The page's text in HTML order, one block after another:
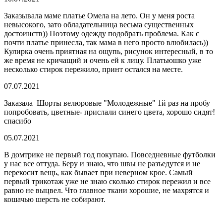
Заказывала маме платье Омела на лето. Он у меня роста
невысокого, зато обладательница весьма существенных
достоинств)) Поэтому одежду подобрать проблема. Как с
почти платье принесла, так мама в него просто влюбилась))
Кулирка очень приятная на ощупь, рисунок интересный, в то
же время не кричащий и очень ей к лицу. Платьюшко уже
несколько стирок пережило, принт остался на месте.
07.07.2021
Заказала Шорты велюровые "Молодежные" 1й раз на пробу
попробовать, цветные- прислали синего цвета, хорошо сидят!
спасибо
05.07.2021
В домтрике не первый год покупаю. Повседневные футболки
у нас все оттуда. Беру и знаю, что швы не разъедутся и не
перекосит вещь, как бывает при неверном крое. Самый
первый трикотаж уже не знаю сколько стирок пережил и все
равно не выцвел. Что главное ткани хорошие, не махрятся и
кошачью шерсть не собирают.